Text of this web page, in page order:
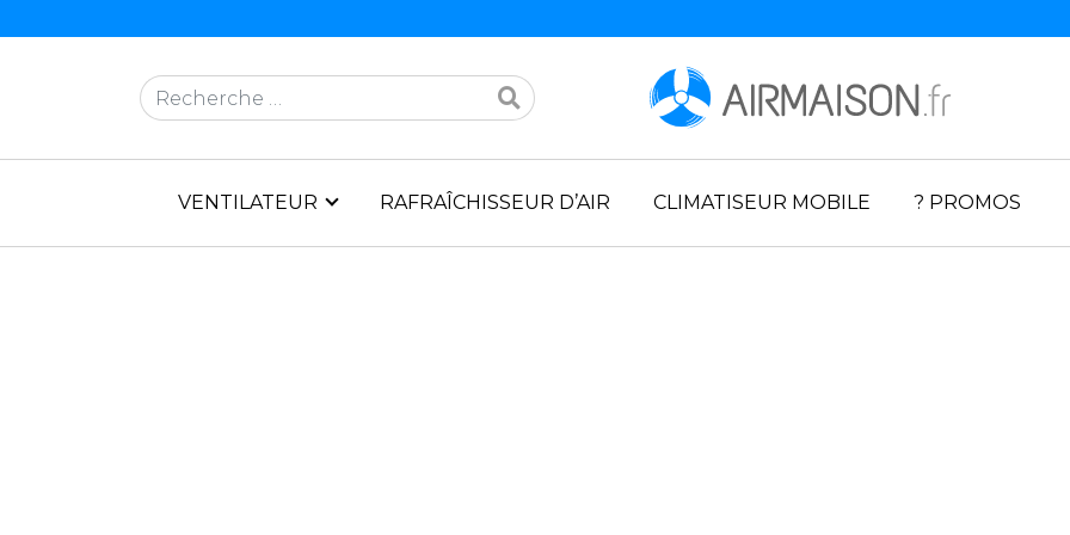
Rechercher
VENTILATEUR RAFRAÎCHISSEUR D’AIR CLIMATISEUR MOBILE ? PROMOS